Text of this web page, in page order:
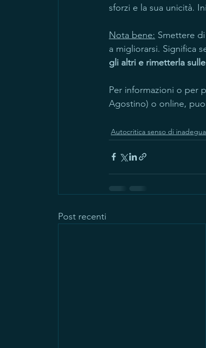
sforzi e la sua unicità.
Nota bene: Smettere
a migliorarsi. Significa
gli altri e rimetterla
Per informazioni o per
Agostino) o online,
Autocritica senso di
Post recenti